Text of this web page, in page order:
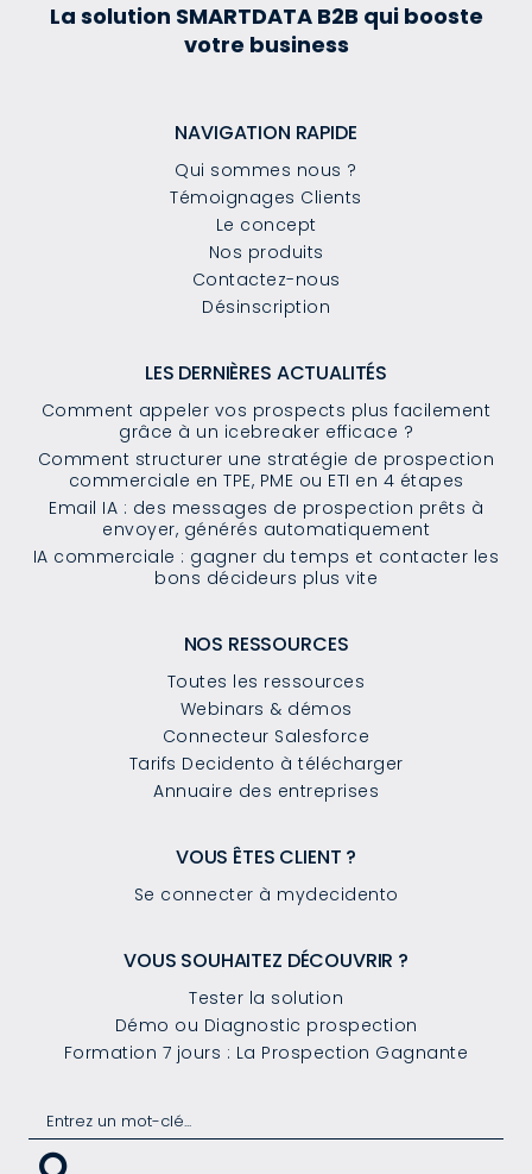
La solution SMARTDATA B2B qui booste
votre business
NAVIGATION RAPIDE
Qui sommes nous ?
Témoignages Clients
Le concept
Nos produits
Contactez-nous
Désinscription
LES DERNIÈRES ACTUALITÉS
Comment appeler vos prospects plus facilement
grâce à un icebreaker efficace ?
Comment structurer une stratégie de prospection
commerciale en TPE, PME ou ETI en 4 étapes
Email IA : des messages de prospection prêts à
envoyer, générés automatiquement
IA commerciale : gagner du temps et contacter les
bons décideurs plus vite
NOS RESSOURCES
Toutes les ressources
Webinars & démos
Connecteur Salesforce
Tarifs Decidento à télécharger
Annuaire des entreprises
VOUS ÊTES CLIENT ?
Se connecter à mydecidento
VOUS SOUHAITEZ DÉCOUVRIR ?
Tester la solution
Démo ou Diagnostic prospection
Formation 7 jours : La Prospection Gagnante